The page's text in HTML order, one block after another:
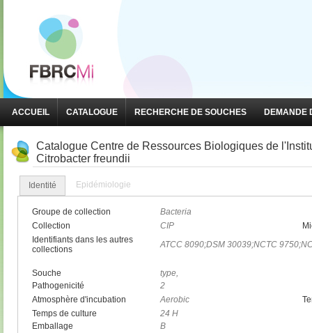
ACCUEIL CATALOGUE RECHERCHE DE SOUCHES DEMANDE
Catalogue Centre de Ressources Biologiques de
Citrobacter freundii
Identité Epidémiologie
Groupe de collection
Bacteria
Collection
CIP
Identifiants dans les autres
collections
ATCC 8090;DSM 30039;NCTC
Souche
type,
Pathogenicité
2
Atmosphère d'incubation
Aerobic
Temps de culture
24 H
Emballage
B